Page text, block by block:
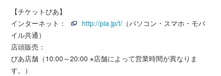
【チケットぴあ】
インターネット：
http://pia.jp/t/ （パソコン・スマホ・モバ
イル共通）
店頭販売：
ぴあ店舗（10:00～20:00 ※店舗によって営業時間が異なりま
す。）